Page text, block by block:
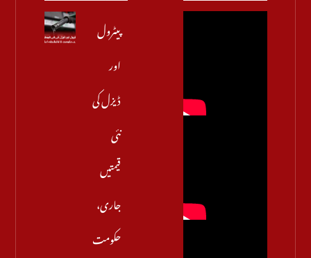
پیٹرول
اور
ڈیزل کی
نئی
قیمتیں
جاری،
حکومت